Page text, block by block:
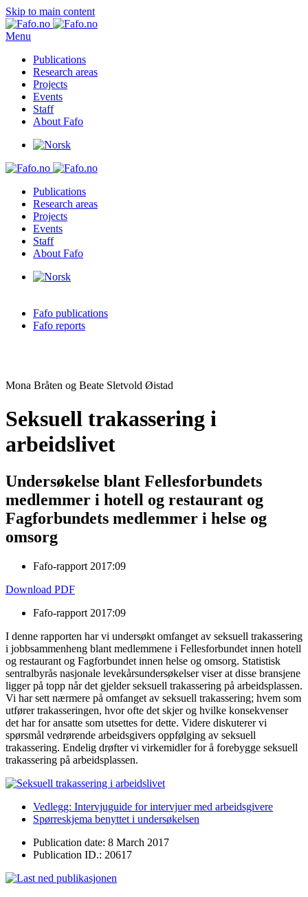
Skip to main content
Menu
Publications
Research areas
Projects
Events
Staff
About Fafo
Publications
Research areas
Projects
Events
Staff
About Fafo
Fafo publications
Fafo reports
Mona Bråten og Beate Sletvold Øistad
Seksuell trakassering i
arbeidslivet
Undersøkelse blant Fellesforbundets
medlemmer i hotell og restaurant og
Fagforbundets medlemmer i helse og
omsorg
Fafo-rapport 2017:09
Download PDF
Fafo-rapport 2017:09
I denne rapporten har vi undersøkt omfanget av seksuell trakassering
i jobbsammenheng blant medlemmene i Fellesforbundet innen hotell
og restaurant og Fagforbundet innen helse og omsorg. Statistisk
sentralbyrås nasjonale levekårsundersøkelser viser at disse bransjene
ligger på topp når det gjelder seksuell trakassering på arbeidsplassen.
Vi har sett nærmere på omfanget av seksuell trakassering; hvem som
utfører trakasseringen, hvor ofte det skjer og hvilke konsekvenser
det har for ansatte som utsettes for dette. Videre diskuterer vi
spørsmål vedrørende arbeidsgivers oppfølging av seksuell
trakassering. Endelig drøfter vi virkemidler for å forebygge seksuell
trakassering på arbeidsplassen.
Vedlegg: Intervjuguide for intervjuer med arbeidsgivere
Spørreskjema benyttet i undersøkelsen
Publication date: 8 March 2017
Publication ID.: 20617